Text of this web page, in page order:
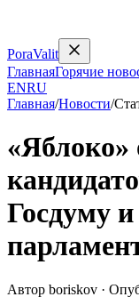
PoraValit
ГлавнаяГорячие
ENRU
Главная/Новости/
«Яблоко»
Госдуму
Автор boriskov ·